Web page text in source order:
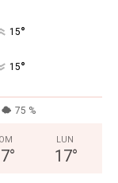
15°
15°
75 %
°
LUN
17°